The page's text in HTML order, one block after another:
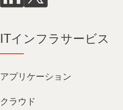
ITインフラサービス
アプリケーション
クラウド